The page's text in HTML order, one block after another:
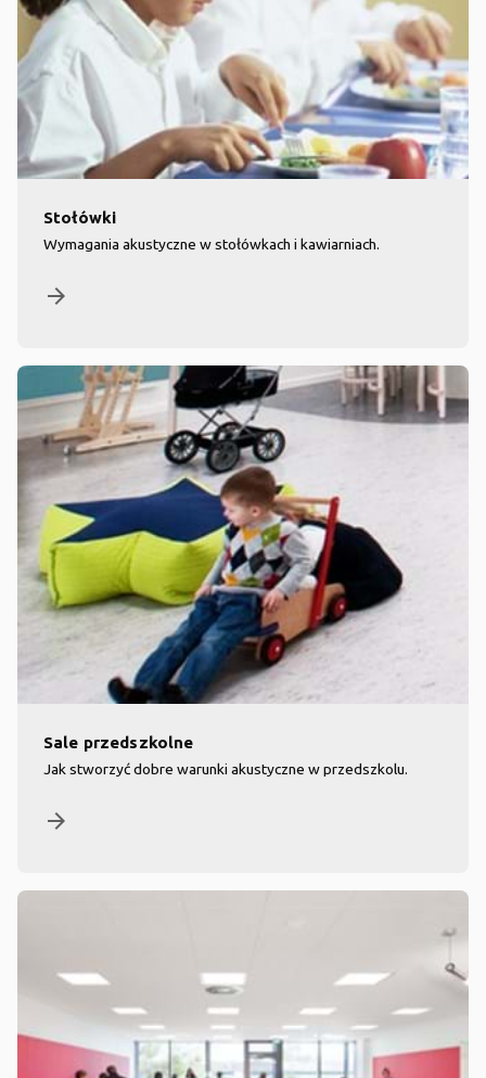
Stołówki
Wymagania akustyczne w stołówkach i kawiarniach.
arrow_forward
Sale przedszkolne
Jak stworzyć dobre warunki akustyczne w przedszkolu.
arrow_forward